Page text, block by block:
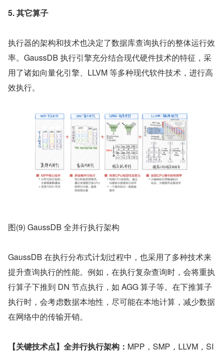
5. 其它算子
执行器的架构和技术也决定了数据库查询执行的整体运行效
率。GaussDB 执行引擎充分结合现代硬件技术的特征，采
用了诸如向量化引擎、LLVM 等多种现代软件技术，进行高
效执行。
图(9) GaussDB 全并行执行架构
GaussDB 在执行分布式计划过程中，也采用了多种技术来
提升查询执行的性能。例如，在执行复杂查询时，会将重执
行算子下推到 DN 节点执行，如 AGG 算子等。在下推算子
执行时，会考虑数据本地性，尽可能在本地计算，减少数据
在网络中的传输开销。
【关键技术点】全并行执行架构： MPP，SMP，LLVM，SI